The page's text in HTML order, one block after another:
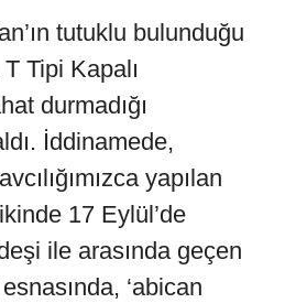
tutuklu bulunduğu
Tipi Kapalı
durmadığı
İddinamede,
yapılan
17 Eylül’de
ile arasında geçen
‘abican